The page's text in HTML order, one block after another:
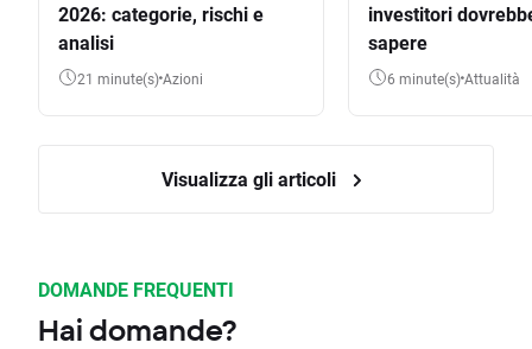
2026: categorie, rischi e
analisi
21 minute(s) Azioni
investitori
sapere
6 minute(s) Attualità
Visualizza gli articoli
DOMANDE FREQUENTI
Hai domande?